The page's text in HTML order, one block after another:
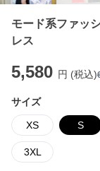
モード系ファッ
レス
5,580 円 (税込)
サイズ
XS S
3XL